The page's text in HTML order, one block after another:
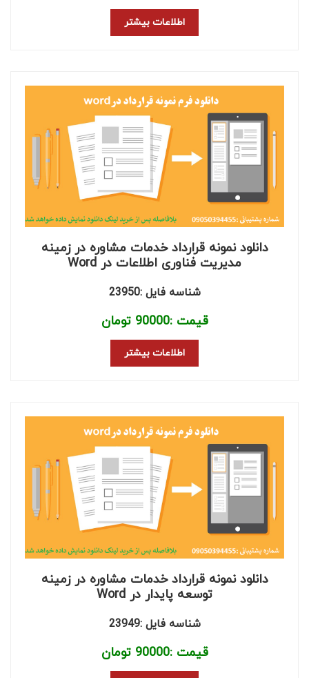
اطلاعات بیشتر
دانلود نمونه قرارداد خدمات مشاوره در زمینه
مدیریت فناوری اطلاعات در Word
شناسه فایل :23950
قیمت :90000 تومان
اطلاعات بیشتر
دانلود نمونه قرارداد خدمات مشاوره در زمینه
توسعه پایدار در Word
شناسه فایل :23949
قیمت :90000 تومان